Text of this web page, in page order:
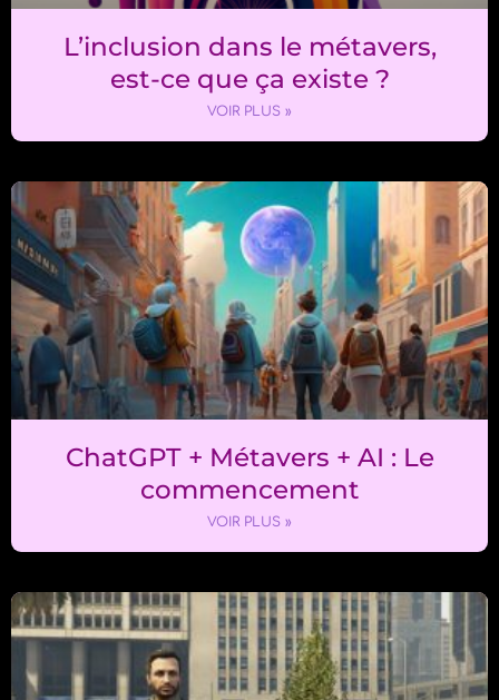
L’inclusion dans le métavers,
est-ce que ça existe ?
VOIR PLUS »
ChatGPT + Métavers + AI : Le
commencement
VOIR PLUS »